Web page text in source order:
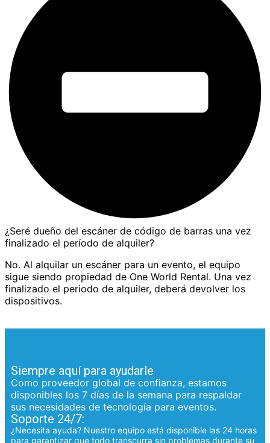
¿Seré dueño del escáner de código de barras una vez
finalizado el período de alquiler?
No. Al alquilar un escáner para un evento, el equipo
sigue siendo propiedad de One World Rental. Una vez
finalizado el periodo de alquiler, deberá devolver los
dispositivos.
Siempre aquí para ayudarle
Como proveedor global de confianza, estamos
disponibles los 7 días de la semana para respaldar
sus necesidades de tecnología para eventos.
Soporte 24/7:
¿Necesita ayuda? Nuestro equipo está disponible las 24 horas
para garantizar que todo transcurra sin problemas durante su